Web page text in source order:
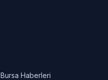
Bursa Haberleri